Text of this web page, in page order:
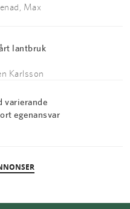
Max
lantbruk
Karlsson
varierande
egenansvar